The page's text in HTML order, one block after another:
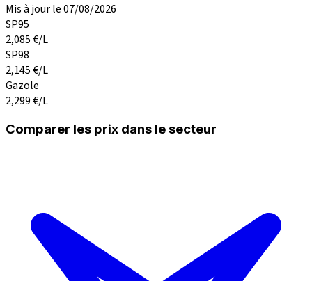
Mis à jour le 07/08/2026
SP95
2,085€/L
SP98
2,145€/L
Gazole
2,299€/L
Comparer les prix dans le secteur